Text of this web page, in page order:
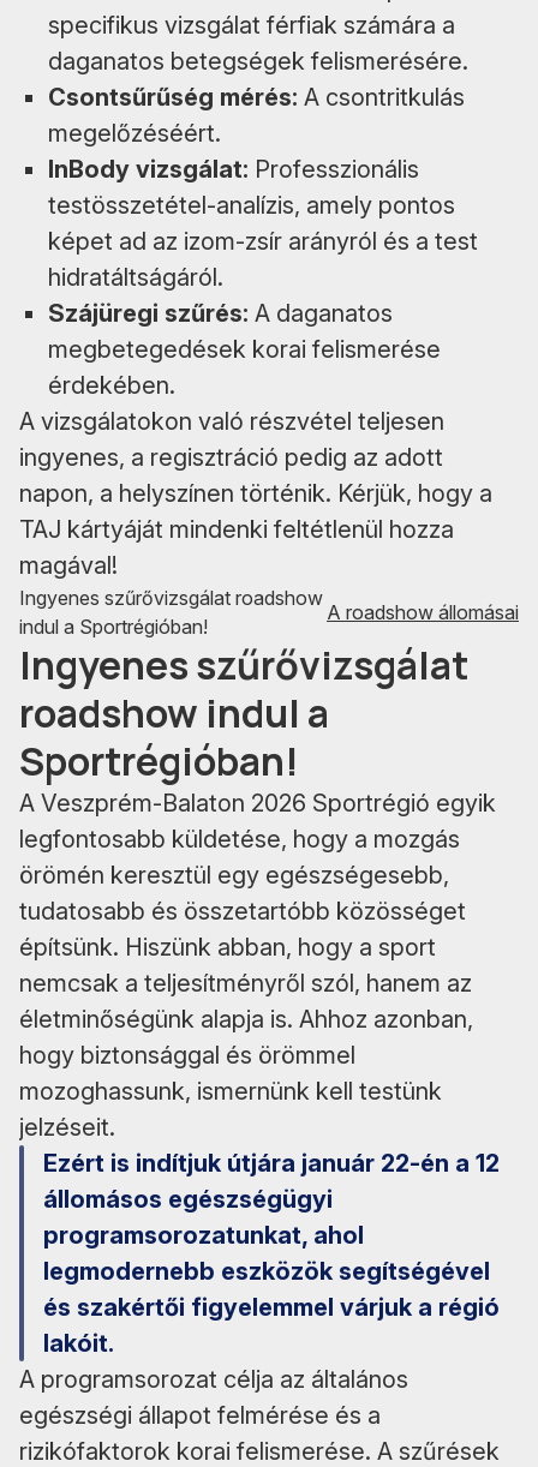
specifikus vizsgálat férfiak számára a
daganatos betegségek felismerésére.
Csontsűrűség mérés: A csontritkulás
megelőzéséért.
InBody vizsgálat: Professzionális
testösszetétel-analízis, amely pontos
képet ad az izom-zsír arányról és a test
hidratáltságáról.
Szájüregi szűrés: A daganatos
megbetegedések korai felismerése
érdekében.
A vizsgálatokon való részvétel teljesen
ingyenes, a regisztráció pedig az adott
napon, a helyszínen történik. Kérjük, hogy a
TAJ kártyáját mindenki feltétlenül hozza
magával!
Ingyenes szűrővizsgálat roadshow
indul a Sportrégióban!
A roadshow állomásai
Ingyenes szűrővizsgálat
roadshow indul a
Sportrégióban!
A Veszprém-Balaton 2026 Sportrégió egyik
legfontosabb küldetése, hogy a mozgás
örömén keresztül egy egészségesebb,
tudatosabb és összetartóbb közösséget
építsünk. Hiszünk abban, hogy a sport
nemcsak a teljesítményről szól, hanem az
életminőségünk alapja is. Ahhoz azonban,
hogy biztonsággal és örömmel
mozoghassunk, ismernünk kell testünk
jelzéseit.
Ezért is indítjuk útjára január 22-én a 12
állomásos egészségügyi
programsorozatunkat, ahol
legmodernebb eszközök segítségével
és szakértői figyelemmel várjuk a régió
lakóit.
A programsorozat célja az általános
egészségi állapot felmérése és a
rizikófaktorok korai felismerése. A szűrések